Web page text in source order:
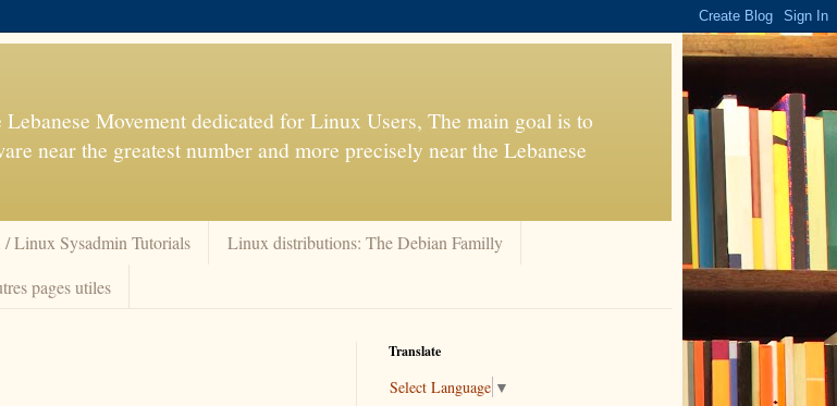
Movement dedicated for Linux Users, The main goal is to
near the greatest number and more precisely near the Lebanese
Linux Sysadmin Tutorials
Linux distributions: The Debian Familly
pages utiles
Translate
Select Language ▼